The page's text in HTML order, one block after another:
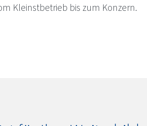
Kleinstbetrieb bis zum Konzern.